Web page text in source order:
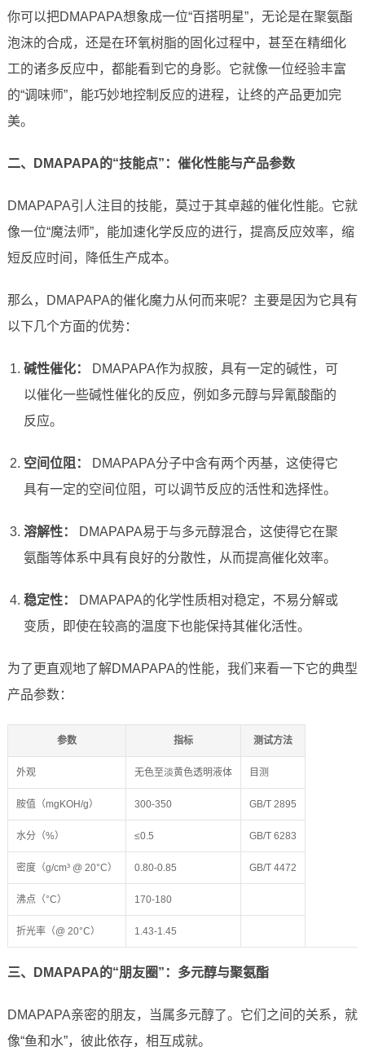
你可以把DMAPAPA想象成一位“百搭明星”，无论是在聚氨酯
泡沫的合成，还是在环氧树脂的固化过程中，甚至在精细化
工的诸多反应中，都能看到它的身影。它就像一位经验丰富
的“调味师”，能巧妙地控制反应的进程，让终的产品更加完
美。
二、DMAPAPA的“技能点”：催化性能与产品参数
DMAPAPA引人注目的技能，莫过于其卓越的催化性能。它就
像一位“魔法师”，能加速化学反应的进行，提高反应效率，缩
短反应时间，降低生产成本。
那么，DMAPAPA的催化魔力从何而来呢？主要是因为它具有
以下几个方面的优势：
碱性催化：
DMAPAPA作为叔胺，具有一定的碱性，可
以催化一些碱性催化的反应，例如多元醇与异氰酸酯的
反应。
空间位阻：
DMAPAPA分子中含有两个丙基，这使得它
具有一定的空间位阻，可以调节反应的活性和选择性。
溶解性：
DMAPAPA易于与多元醇混合，这使得它在聚
氨酯等体系中具有良好的分散性，从而提高催化效率。
稳定性：
DMAPAPA的化学性质相对稳定，不易分解或
变质，即使在较高的温度下也能保持其催化活性。
为了更直观地了解DMAPAPA的性能，我们来看一下它的典型
产品参数：
参数 指标 测试方法
外观 无色至淡黄色透明液体 目测
胺值（mgKOH/g） 300-350 GB/T 2895
水分（%） ≤0.5 GB/T 6283
密度（g/cm³ @ 20°C） 0.80-0.85 GB/T 4472
沸点（°C） 170-180
折光率（@ 20°C） 1.43-1.45
三、DMAPAPA的“朋友圈”：多元醇与聚氨酯
DMAPAPA亲密的朋友，当属多元醇了。它们之间的关系，就
像“鱼和水”，彼此依存，相互成就。